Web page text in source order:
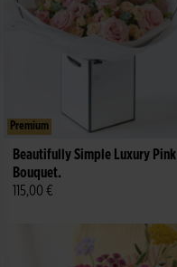
Premium
Beautifully Simple Luxury Pink
Bouquet.
115,00 €